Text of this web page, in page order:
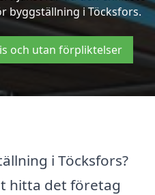
byggställning i Töcksfors.
och utan förpliktelser
i Töcksfors?
hitta det företag